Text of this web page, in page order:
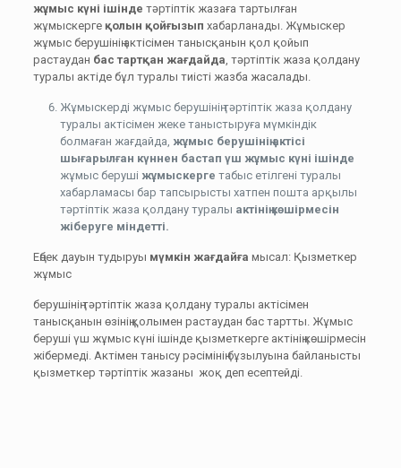
жұмыс күні ішінде тәртіптік жазаға тартылған
жұмыскерге қолын қойғызып хабарланады. Жұмыскер
жұмыс берушінің актісімен танысқанын қол қойып
растаудан бас тартқан жағдайда, тәртіптік жаза қолдану
туралы актіде бұл туралы тиісті жазба жасалады.
Жұмыскерді жұмыс берушінің тәртіптік жаза қолдану
туралы актісімен жеке таныстыруға мүмкіндік
болмаған жағдайда, жұмыс берушінің актісі
шығарылған күннен бастап үш жұмыс күні ішінде
жұмыс беруші жұмыскерге табыс етілгені туралы
хабарламасы бар тапсырысты хатпен пошта арқылы
тәртіптік жаза қолдану туралы актінің көшірмесін
жіберуге міндетті.
Еңбек дауын тудыруы мүмкін жағдайға мысал: Қызметкер
жұмыс
берушінің тәртіптік жаза қолдану туралы актісімен
танысқанын өзінің қолымен растаудан бас тартты. Жұмыс
беруші үш жұмыс күні ішінде қызметкерге актінің көшірмесін
жібермеді. Актімен танысу рәсімінің бұзылуына байланысты
қызметкер тәртіптік жазаны жоқ деп есептейді.